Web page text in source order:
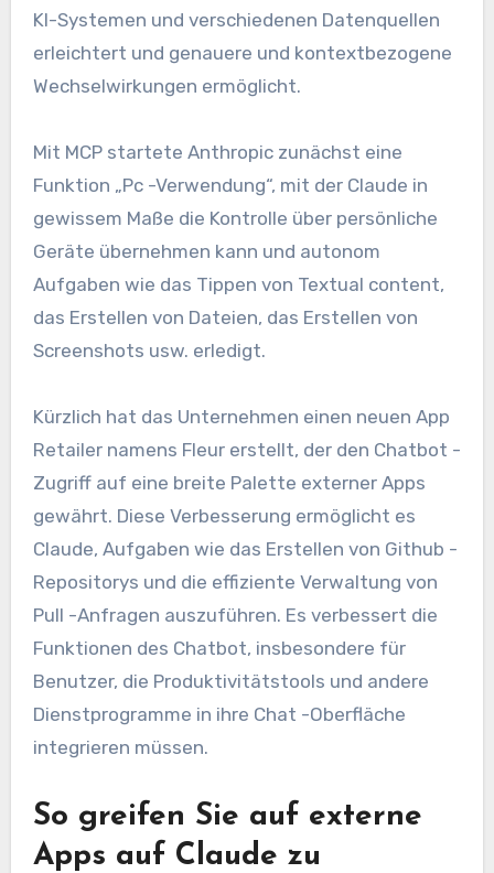
KI-Systemen und verschiedenen Datenquellen
erleichtert und genauere und kontextbezogene
Wechselwirkungen ermöglicht.
Mit MCP startete Anthropic zunächst eine
Funktion „Pc -Verwendung“, mit der Claude in
gewissem Maße die Kontrolle über persönliche
Geräte übernehmen kann und autonom
Aufgaben wie das Tippen von Textual content,
das Erstellen von Dateien, das Erstellen von
Screenshots usw. erledigt.
Kürzlich hat das Unternehmen einen neuen App
Retailer namens Fleur erstellt, der den Chatbot -
Zugriff auf eine breite Palette externer Apps
gewährt. Diese Verbesserung ermöglicht es
Claude, Aufgaben wie das Erstellen von Github -
Repositorys und die effiziente Verwaltung von
Pull -Anfragen auszuführen. Es verbessert die
Funktionen des Chatbot, insbesondere für
Benutzer, die Produktivitätstools und andere
Dienstprogramme in ihre Chat -Oberfläche
integrieren müssen.
So greifen Sie auf externe
Apps auf Claude zu